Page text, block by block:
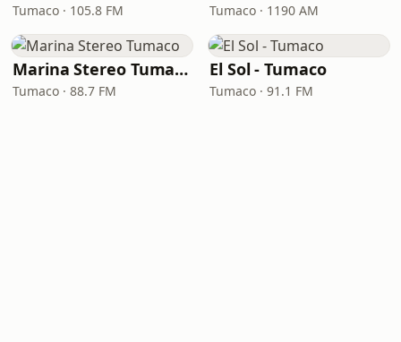
Tumaco · 105.8 FM Tumaco · 1190 AM
Marina Stereo Tumaco
Tumaco · 88.7 FM
El Sol - Tumaco
Tumaco · 91.1 FM